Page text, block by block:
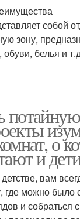
собой
зону,
белья и
о
и
вам
где можно было
и